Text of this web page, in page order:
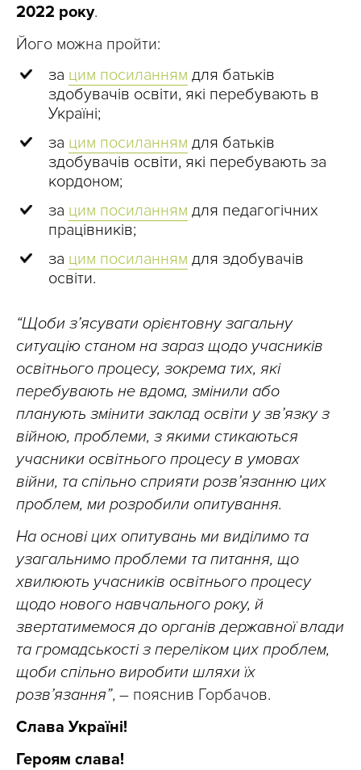
2022 року.
Його можна пройти:
за цим посиланням для батьків
здобувачів освіти, які перебувають в
Україні;
за цим посиланням для батьків
здобувачів освіти, які перебувають за
кордоном;
за цим посиланням для педагогічних
працівників;
за цим посиланням для здобувачів
освіти.
“Щоби з’ясувати орієнтовну загальну
ситуацію станом на зараз щодо учасників
освітнього процесу, зокрема тих, які
перебувають не вдома, змінили або
планують змінити заклад освіти у зв’язку з
війною, проблеми, з якими стикаються
учасники освітнього процесу в умовах
війни, та спільно сприяти розвʼязанню цих
проблем, ми розробили опитування.
На основі цих опитувань ми виділимо та
узагальнимо проблеми та питання, що
хвилюють учасників освітнього процесу
щодо нового навчального року, й
звертатимемося до органів державної влади
та громадськості з переліком цих проблем,
щоби спільно виробити шляхи їх
розв’язання”, – пояснив Горбачов.
Слава Україні!
Героям слава!